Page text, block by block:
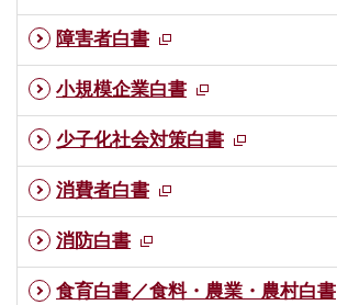
障害者白書
小規模企業白書
少子化社会対策白書
消費者白書
消防白書
食育白書／食料・農業・農村白書